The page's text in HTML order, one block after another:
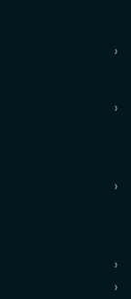
›
›
›
›
›